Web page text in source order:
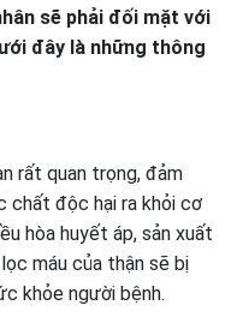
sẽ phải đối mặt với
đây là những thông
rất quan trọng, đảm
chất độc hại ra khỏi cơ
hòa huyết áp, sản xuất
máu của thận sẽ bị
khỏe người bệnh.